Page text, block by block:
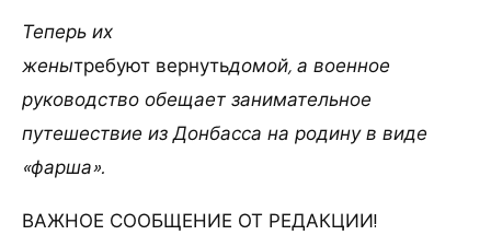
Теперь их
женытребуют вернутьдомой, а военное
руководство обещает занимательное
путешествие из Донбасса на родину в виде
«фарша».
ВАЖНОЕ СООБЩЕНИЕ ОТ РЕДАКЦИИ!